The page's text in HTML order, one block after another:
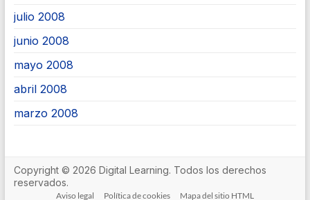
julio 2008
junio 2008
mayo 2008
abril 2008
marzo 2008
Copyright © 2026 Digital Learning. Todos los derechos
reservados.
Aviso legal Política de cookies Mapa del sitio HTML